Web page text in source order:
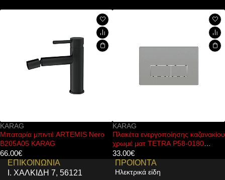
KARAG
Μπαταρία μπιντέ ARTEMIS Nero
B205A05 KARAG
66.00€
KARAG
Πλακέτα ενεργοποίησης καζανακίου
χρωμέ ματ TETRA P58-0180
KARAG
33.00€
ΕΠΙΚΟΙΝΩΝΙΑ
Ι. ΧΑΛΚΙΔΗ 7, 56121
ΠΡΟΙΟΝΤΑ
Ηλεκτρικά είδη